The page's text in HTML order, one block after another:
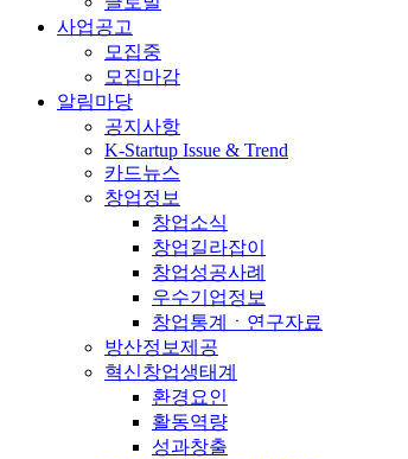
사업공고
모집중
모집마감
알림마당
공지사항
K-Startup Issue & Trend
카드뉴스
창업정보
창업소식
창업길라잡이
창업성공사례
우수기업정보
창업통계ㆍ연구자료
방산정보제공
혁신창업생태계
환경요인
활동역량
성과창출